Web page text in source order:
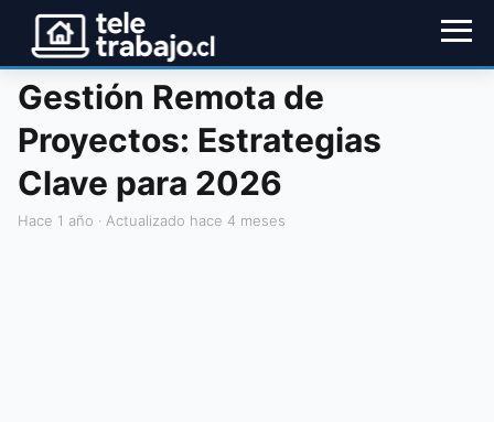
Gestión Remota de
Proyectos: Estrategias
Clave para 2026
hace 1 año · Actualizado hace 4 meses